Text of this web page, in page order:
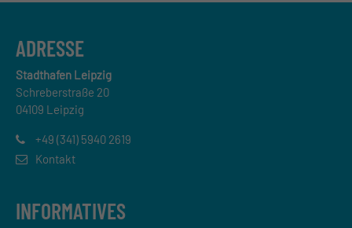
ADRESSE
Stadthafen Leipzig
Schreberstraße 20
04109 Leipzig
+49 (341) 5940 2619
Kontakt
INFORMATIVES